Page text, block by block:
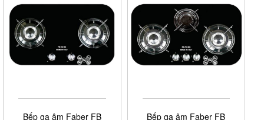
Bếp ga âm Faber FB Bếp ga âm Faber FB